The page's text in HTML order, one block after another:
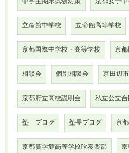
立命館中学校 立命館高等学校
京都国際中学校・高等学校 京
相談会 個別相談会 京田辺
京都府立高校説明会 私立公立
塾 ブログ 塾長ブログ 京
京都廣学館高等学校吹奏楽部